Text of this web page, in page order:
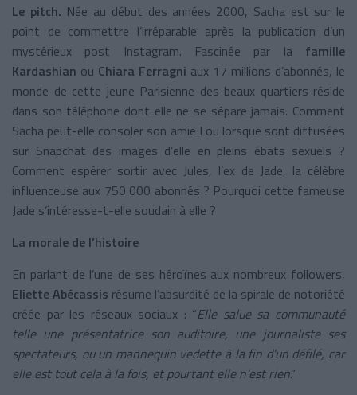
Le pitch. Née au début des années 2000, Sacha est sur le
point de commettre l’irréparable après la publication d’un
mystérieux post Instagram. Fascinée par la famille
Kardashian ou Chiara Ferragni aux 17 millions d’abonnés, le
monde de cette jeune Parisienne des beaux quartiers réside
dans son téléphone dont elle ne se sépare jamais. Comment
Sacha peut-elle consoler son amie Lou lorsque sont diffusées
sur Snapchat des images d’elle en pleins ébats sexuels ?
Comment espérer sortir avec Jules, l’ex de Jade, la célèbre
influenceuse aux 750 000 abonnés ? Pourquoi cette fameuse
Jade s’intéresse-t-elle soudain à elle ?
La morale de l’histoire
En parlant de l’une de ses héroïnes aux nombreux followers,
Eliette Abécassis résume l’absurdité de la spirale de notoriété
créée par les réseaux sociaux : “Elle salue sa communauté
telle une présentatrice son auditoire, une journaliste ses
spectateurs, ou un mannequin vedette à la fin d’un défilé, car
elle est tout cela à la fois, et pourtant elle n’est rien.”